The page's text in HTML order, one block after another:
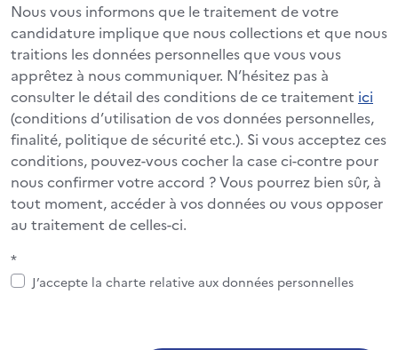
Nous vous informons que le traitement de votre
candidature implique que nous collections et que nous
traitions les données personnelles que vous vous
apprêtez à nous communiquer. N’hésitez pas à
consulter le détail des conditions de ce traitement ici
(conditions d’utilisation de vos données personnelles,
finalité, politique de sécurité etc.). Si vous acceptez ces
conditions, pouvez-vous cocher la case ci-contre pour
nous confirmer votre accord ? Vous pourrez bien sûr, à
tout moment, accéder à vos données ou vous opposer
au traitement de celles-ci.
*
J’accepte la charte relative aux données personnelles